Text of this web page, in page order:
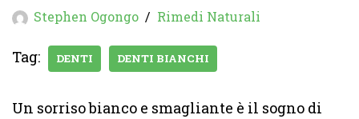
Stephen Ogongo Rimedi Naturali
Tag: DENTI DENTI BIANCHI
Un sorriso bianco e smagliante è il sogno di